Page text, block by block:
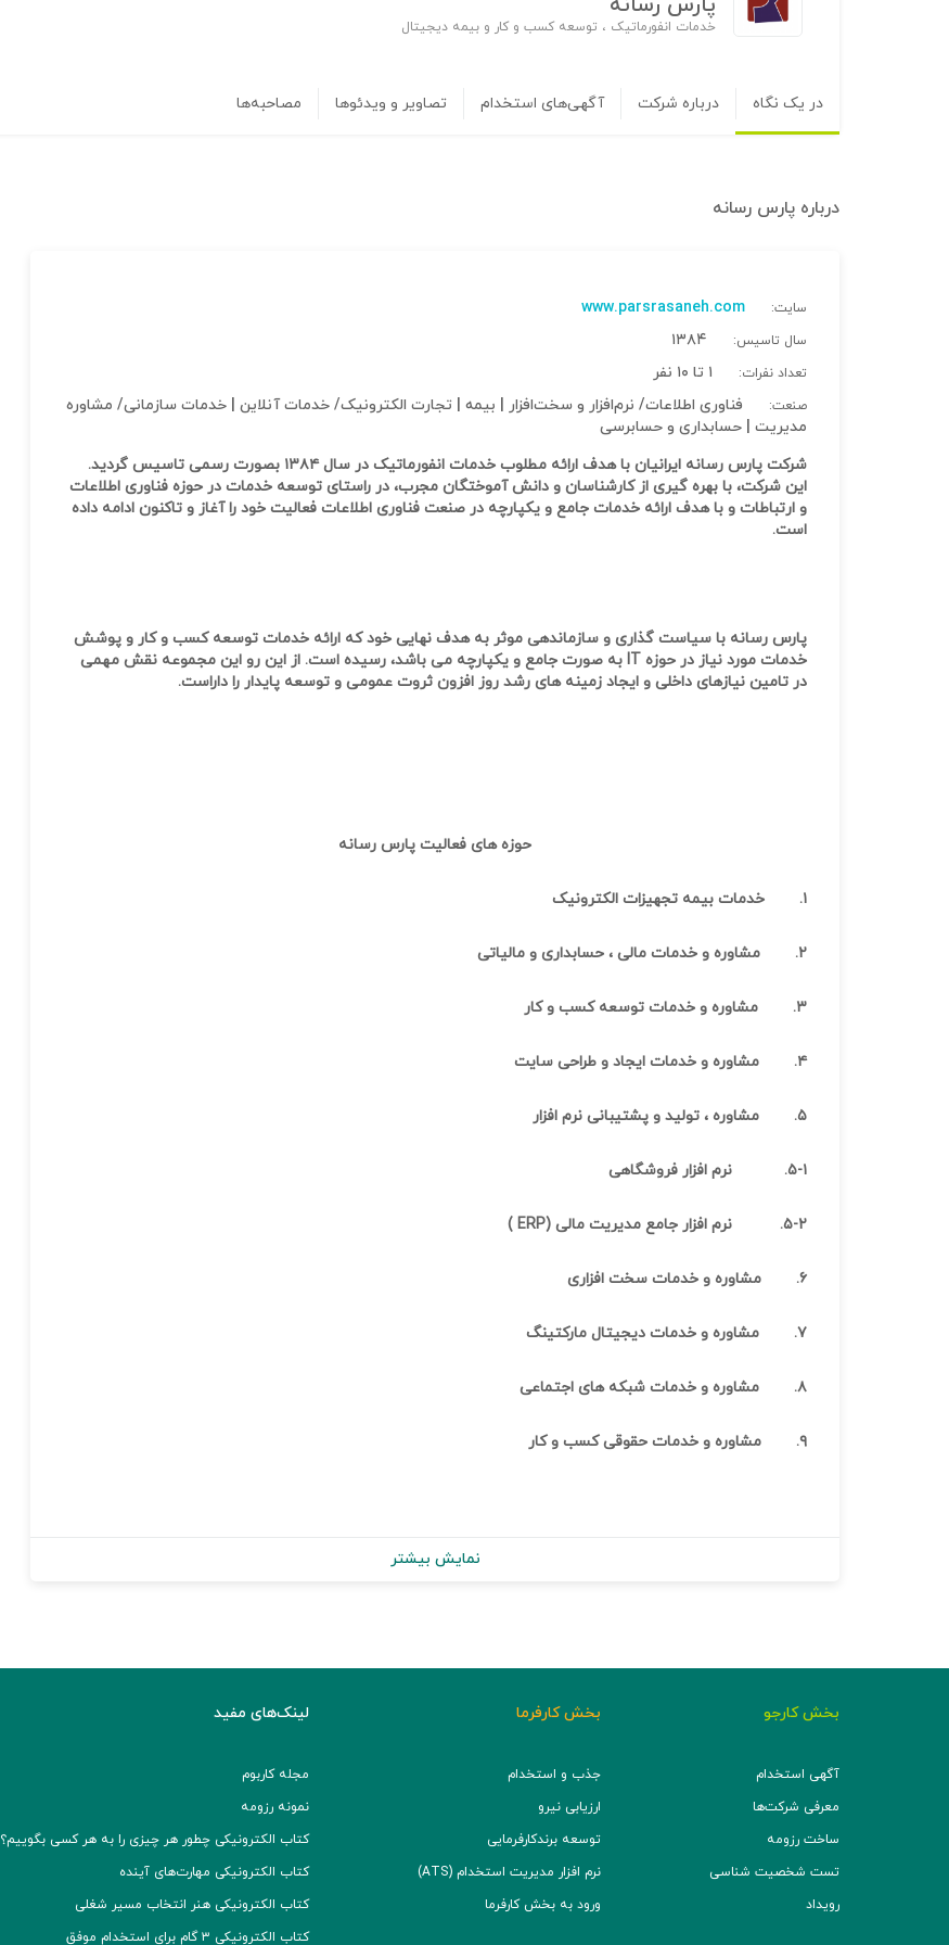
خدمات انفورماتیک ، توسعه کسب و کار و بیمه دیجیتال
در یک نگاه درباره شرکت آگهی‌های استخدام تصاویر و ویدئوها مصاحبه‌ها
درباره پارس رسانه
سایت: www.parsrasaneh.com
سال تاسیس: ۱۳۸۴
تعداد نفرات: ۱ تا ۱۰ نفر
صنعت:
فناوری اطلاعات/ نرم‌افزار و سخت‌افزار | بیمه | تجارت الکترونیک/ خدمات آنلاین | خدمات سازمانی/ مشاوره
مدیریت | حسابداری و حسابرسی
شرکت پارس رسانه ایرانیان با هدف ارائه مطلوب خدمات انفورماتیک در سال ۱۳۸۴ بصورت رسمی تاسیس گردید.
این شرکت، با بهره گیری از کارشناسان و دانش آموختگان مجرب، در راستای توسعه خدمات در حوزه فناوری اطلاعات
و ارتباطات و با هدف ارائه خدمات جامع و یکپارچه در صنعت فناوری اطلاعات فعالیت خود را آغاز و تاکنون ادامه داده
است.
پارس رسانه با سیاست گذاری و سازماندهی موثر به هدف نهایی خود که ارائه خدمات توسعه کسب و کار و پوشش
خدمات مورد نیاز در حوزه ITبه صورت جامع و یکپارچه می باشد، رسیده است. از این رو این مجموعه نقش مهمی
در تامین نیازهای داخلی و ایجاد زمینه های رشد روز افزون ثروت عمومی و توسعه پایدار را داراست.
حوزه های فعالیت پارس رسانه
۱. خدمات بیمه تجهیزات الکترونیک
۲. مشاوره و خدمات مالی ، حسابداری و مالیاتی
۳. مشاوره و خدمات توسعه کسب و کار
۴. مشاوره و خدمات ایجاد و طراحی سایت
۵. مشاوره ، تولید و پشتیبانی نرم افزار
۵-۱. نرم افزار فروشگاهی
۵-۲. نرم افزار جامع مدیریت مالی (ERP
)
۶. مشاوره و خدمات سخت افزاری
۷. مشاوره و خدمات دیجیتال مارکتینگ
۸. مشاوره و خدمات شبکه های اجتماعی
۹. مشاوره و خدمات حقوقی کسب و کار
نمایش بیشتر
بخش کارجو
آگهی استخدام
معرفی شرکت‌ها
ساخت رزومه
تست شخصیت شناسی
رویداد
بخش کارفرما
جذب و استخدام
ارزیابی نیرو
توسعه برند‌کارفرمایی
نرم افزار مدیریت استخدام (ATS)
ورود به بخش کارفرما
لینک‌های مفید
مجله کاربوم
نمونه رزومه
کتاب الکترونیکی چطور هر چیزی را به هر کسی بگوییم؟
کتاب الکترونیکی مهارت‌های آینده
کتاب الکترونیکی هنر انتخاب مسیر شغلی
کتاب الکترونیکی ۳ گام برای استخدام موفق